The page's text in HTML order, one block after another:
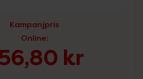
Kampanjpris
Online:
kr